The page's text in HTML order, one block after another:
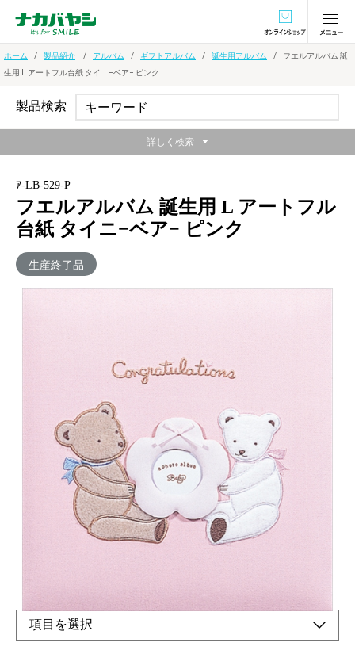
オンラインショ
ホーム 製品紹介 アルバム ギフトアルバム 誕生用アルバム
フエルアルバム 誕
生用 L アートフル台紙 タイニ−ベア− ピンク
ｱ-LB-529-P
フエルアルバム 誕生用 L アートフル
台紙 タイニ−ベア− ピンク
生産終了品
フエルアルバム誕生用
メーカー希望小売価格：
¥7,400+ 税
生産終了品
製品検索
詳しく検索